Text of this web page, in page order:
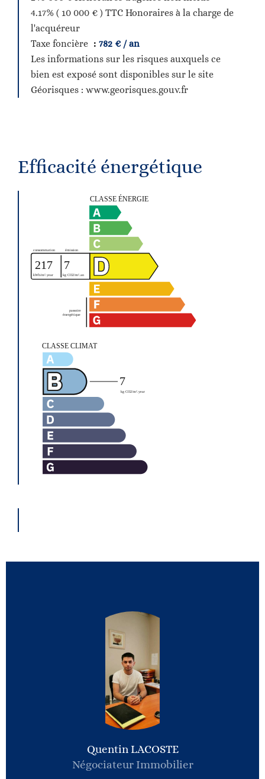
4.17% ( 10 000 € ) TTC Honoraires à la charge de
l'acquéreur
Taxe foncière
782 € / an
Les informations sur les risques auxquels ce
bien est exposé sont disponibles sur le site
Géorisques : www.georisques.gouv.fr
Efficacité énergétique
Quentin LACOSTE
Négociateur Immobilier